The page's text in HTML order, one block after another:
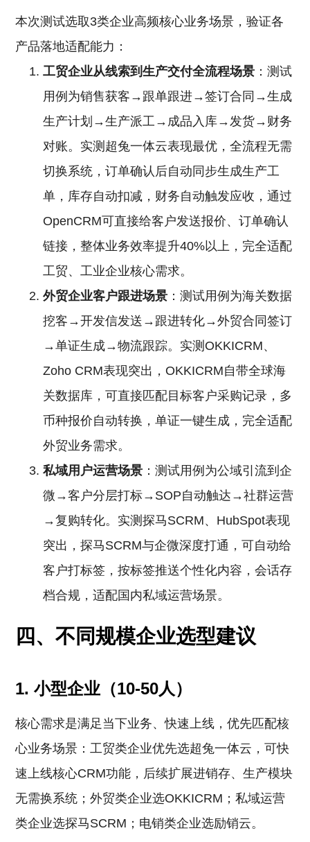
本次测试选取3类企业高频核心业务场景，验证各
产品落地适配能力：
工贸企业从线索到生产交付全流程场景 ：测试
用例为销售获客→跟单跟进→签订合同→生成
生产计划→生产派工→成品入库→发货→财务
对账。实测超兔一体云表现最优，全流程无需
切换系统，订单确认后自动同步生成生产工
单，库存自动扣减，财务自动触发应收，通过
OpenCRM可直接给客户发送报价、订单确认
链接，整体业务效率提升40%以上，完全适配
工贸、工业企业核心需求。
外贸企业客户跟进场景 ：测试用例为海关数据
挖客→开发信发送→跟进转化→外贸合同签订
→单证生成→物流跟踪。实测OKKICRM、
Zoho CRM表现突出，OKKICRM自带全球海
关数据库，可直接匹配目标客户采购记录，多
币种报价自动转换，单证一键生成，完全适配
外贸业务需求。
私域用户运营场景 ：测试用例为公域引流到企
微→客户分层打标→SOP自动触达→社群运营
→复购转化。实测探马SCRM、HubSpot表现
突出，探马SCRM与企微深度打通，可自动给
客户打标签，按标签推送个性化内容，会话存
档合规，适配国内私域运营场景。
四、不同规模企业选型建议
1. 小型企业（10-50人）
核心需求是满足当下业务、快速上线，优先匹配核
心业务场景：工贸类企业优先选超兔一体云，可快
速上线核心CRM功能，后续扩展进销存、生产模块
无需换系统；外贸类企业选OKKICRM；私域运营
类企业选探马SCRM；电销类企业选励销云。